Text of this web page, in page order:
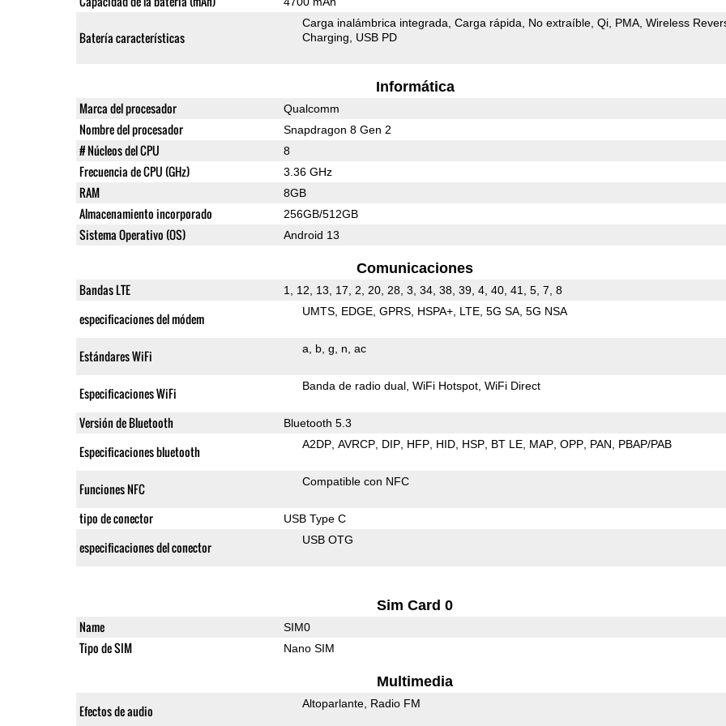
Batería características
Carga inalámbrica integrada Carga rápida No extraíble Qi PMA Wireless
Charging
USB PD
Informática
Marca del procesador Qualcomm
Nombre del procesador Snapdragon 8 Gen 2
# Núcleos del CPU 8
Frecuencia de CPU (GHz) 3.36 GHz
RAM 8GB
Almacenamiento incorporado 256GB/512GB
Sistema Operativo (OS) Android 13
Comunicaciones
Bandas LTE 1, 12, 13, 17, 2, 20, 28, 3, 34, 38, 39, 4, 40, 41, 5, 7, 8
especificaciones del módem UMTS EDGE GPRS HSPA+ LTE 5G SA 5G NSA
Estándares WiFi a b g n ac
Especificaciones WiFi Banda de radio dual WiFi Hotspot WiFi Direct
Versión de Bluetooth Bluetooth 5.3
Especificaciones bluetooth A2DP AVRCP DIP HFP HID HSP BT LE MAP OPP PAN PBAP/PAB
Funciones NFC Compatible con NFC
tipo de conector USB Type C
especificaciones del conector USB OTG
Sim Card 0
Name SIM0
Tipo de SIM Nano SIM
Multimedia
Efectos de audio Altoparlante Radio FM